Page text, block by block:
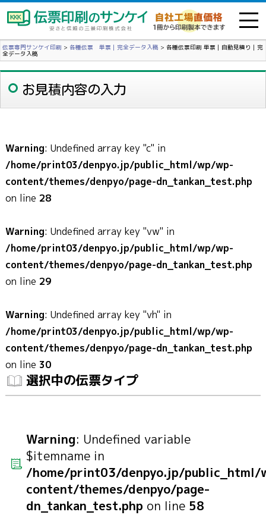
伝票専門サンケイ印刷 > 各種伝票 単票｜完全データ入稿 > 各種伝票印刷 単票｜自動見積り｜完
全データ入稿
お見積内容の入力
Warning: Undefined array key "c" in
/home/print03/denpyo.jp/public_html/wp/wp-
content/themes/denpyo/page-dn_tankan_test.php
on line 28
Warning: Undefined array key "vw" in
/home/print03/denpyo.jp/public_html/wp/wp-
content/themes/denpyo/page-dn_tankan_test.php
on line 29
Warning: Undefined array key "vh" in
/home/print03/denpyo.jp/public_html/wp/wp-
content/themes/denpyo/page-dn_tankan_test.php
on line 30
選択中の伝票タイプ
Warning: Undefined variable
$itemname in
/home/print03/denpyo.jp/public_html/
content/themes/denpyo/page-
dn_tankan_test.php on line 58